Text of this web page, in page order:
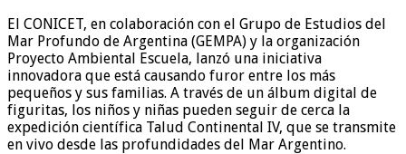
El CONICET, en colaboración con el Grupo de Estudios del
Mar Profundo de Argentina (GEMPA) y la organización
Proyecto Ambiental Escuela, lanzó una iniciativa
innovadora que está causando furor entre los más
pequeños y sus familias. A través de un álbum digital de
figuritas, los niños y niñas pueden seguir de cerca la
expedición científica Talud Continental IV, que se transmite
en vivo desde las profundidades del Mar Argentino.